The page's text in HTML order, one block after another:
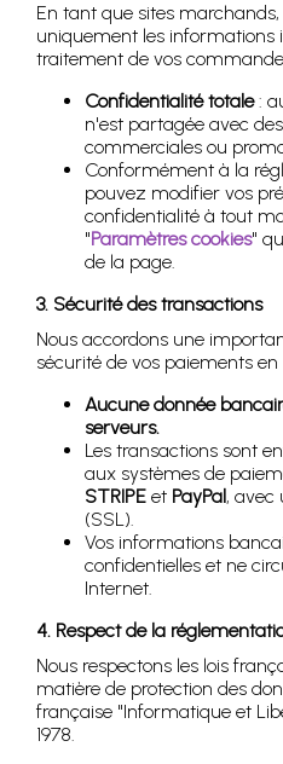
En tant que sites
uniquement les informations
traitement de vos
Confidentialité totale:
n'est partagée avec
commerciales ou
Conformément à la
pouvez modifier vos
confidentialité à tout
"Paramètres cookies"
de la page.
3. Sécurité des transactions
Nous accordons une
sécurité de vos paiements en
Aucune donnée
serveurs.
Les transactions sont
aux systèmes de
STRIPE et PayPal, avec
(SSL).
Vos informations
confidentielles et ne
Internet.
4. Respect de la
Nous respectons les lois
matière de protection des
française "Informatique et
1978.